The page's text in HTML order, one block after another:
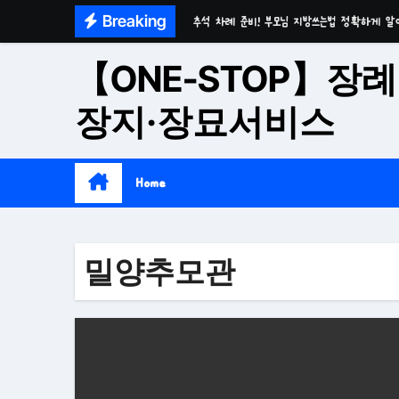
Breaking 추석 차례 준비! 부모님 지방쓰는법 정확하게 알
시간이 흘러도 변함없는 가치 성주 추모공원
치유와 위로의 공간 기독교전용 김천 납골당
재단법인 효심추모공원(현 삼랑진추모공원)
【ONE-STOP】장례
장지·장묘서비스
Home
밀양추모관